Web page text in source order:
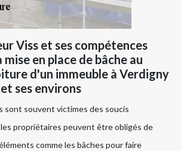
Viss et ses compétences
en place de bâche au
d'un immeuble à Verdigny
ses environs
sont souvent victimes des soucis
propriétaires peuvent être obligés de
comme les bâches pour faire